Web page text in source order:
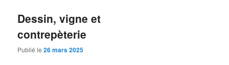
Dessin, vigne et
contrepèterie
Publié le26 mars 2025